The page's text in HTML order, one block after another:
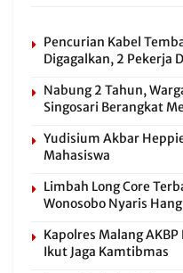
Pencurian Kabel
Digagalkan, 2 Pekerja
Nabung 2 Tahun,
Singosari Berangkat
Yudisium Akbar
Mahasiswa
Limbah Long Core
Wonosobo Nyaris
Kapolres Malang
Ikut Jaga Kamtibmas